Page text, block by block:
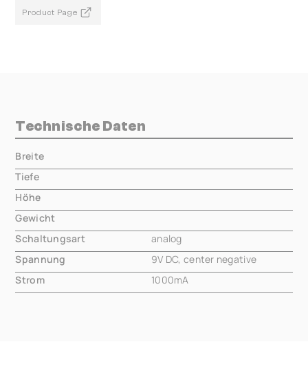
Product Page
Technische Daten
Breite
Tiefe
Höhe
Gewicht
Schaltungsart
analog
Spannung
9V DC, center negative
Strom
1000mA